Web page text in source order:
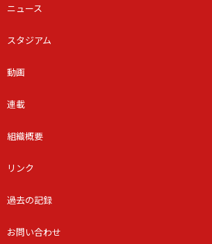
ニュース
スタジアム
動画
連載
組織概要
リンク
過去の記録
お問い合わせ